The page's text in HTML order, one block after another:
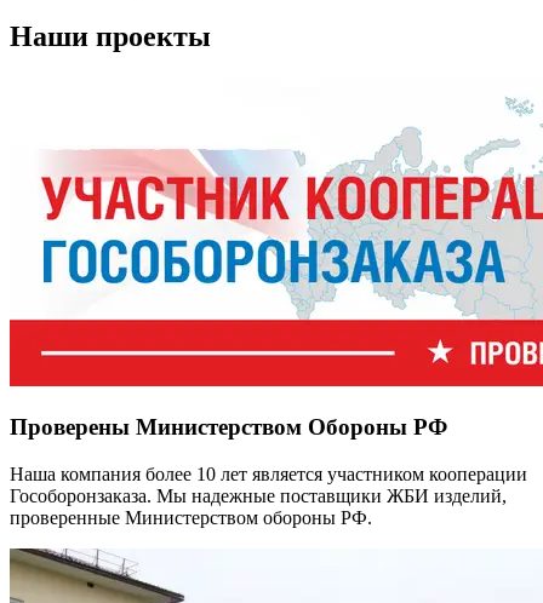
Наши проекты
Проверены Министерством Обороны РФ
Наша компания более 10 лет является участником кооперации
Гособоронзаказа. Мы надежные поставщики ЖБИ изделий,
проверенные Министерством обороны РФ.